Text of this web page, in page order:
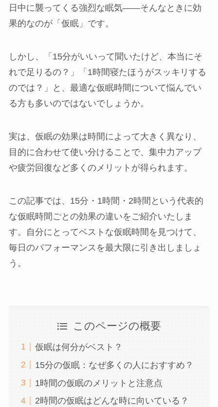
日中に襲ってくる強烈な眠気――そんなときに効
果的なのが「仮眠」です。
しかし、「15分がいいって聞いたけど、本当にそ
れで足りるの？」「1時間寝たほうがスッキリする
のでは？」と、最適な仮眠時間について悩んでい
る方も多いのではないでしょうか。
実は、仮眠の効果は時間によって大きく異なり、
目的に合わせて使い分けることで、集中力アップ
や疲労回復など多くのメリットが得られます。
この記事では、15分・1時間・2時間という代表的
な仮眠時間ごとの効果の違いをご紹介いたしま
す。自分にとってベストな仮眠時間を見つけて、
毎日のパフォーマンスを最大限に引き出しましょ
う。
このページの概要
仮眠は何分がベスト？
15分の仮眠：なぜ多くの人におすすめ？
1時間の仮眠のメリットと注意点
2時間の仮眠はどんな時に向いている？